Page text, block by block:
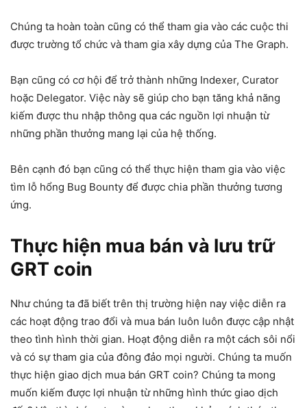
Chúng ta hoàn toàn cũng có thể tham gia vào các cuộc thi
được trường tổ chức và tham gia xây dựng của The Graph.
Bạn cũng có cơ hội để trở thành những Indexer, Curator
hoặc Delegator. Việc này sẽ giúp cho bạn tăng khả năng
kiếm được thu nhập thông qua các nguồn lợi nhuận từ
những phần thưởng mang lại của hệ thống.
Bên cạnh đó bạn cũng có thể thực hiện tham gia vào việc
tìm lỗ hổng Bug Bounty để được chia phần thưởng tương
ứng.
Thực hiện mua bán và lưu trữ
GRT coin
Như chúng ta đã biết trên thị trường hiện nay việc diễn ra
các hoạt động trao đổi và mua bán luôn luôn được cập nhật
theo tình hình thời gian. Hoạt động diễn ra một cách sôi nổi
và có sự tham gia của đông đảo mọi người. Chúng ta muốn
thực hiện giao dịch mua bán GRT coin? Chúng ta mong
muốn kiếm được lợi nhuận từ những hình thức giao dịch